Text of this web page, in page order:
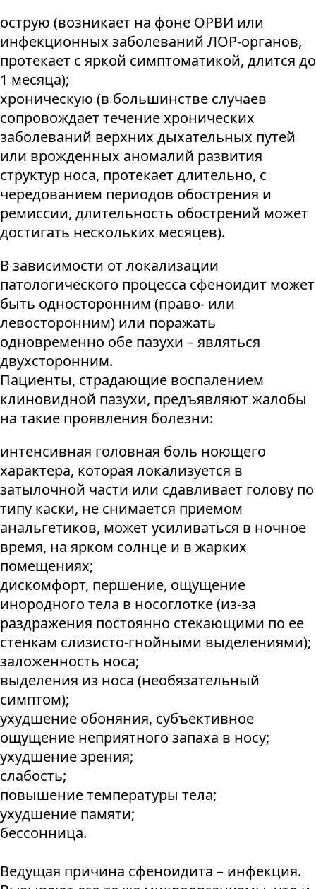
острую (возникает на фоне ОРВИ или
инфекционных заболеваний ЛОР-органов,
протекает с яркой симптоматикой, длится до
1 месяца);
хроническую (в большинстве случаев
сопровождает течение хронических
заболеваний верхних дыхательных путей
или врожденных аномалий развития
структур носа, протекает длительно, с
чередованием периодов обострения и
ремиссии, длительность обострений может
достигать нескольких месяцев).
В зависимости от локализации
патологического процесса сфеноидит может
быть односторонним (право- или
левосторонним) или поражать
одновременно обе пазухи – являться
двухсторонним.
Пациенты, страдающие воспалением
клиновидной пазухи, предъявляют жалобы
на такие проявления болезни:
интенсивная головная боль ноющего
характера, которая локализуется в
затылочной части или сдавливает голову по
типу каски, не снимается приемом
анальгетиков, может усиливаться в ночное
время, на ярком солнце и в жарких
помещениях;
дискомфорт, першение, ощущение
инородного тела в носоглотке (из-за
раздражения постоянно стекающими по ее
стенкам слизисто-гнойными выделениями);
заложенность носа;
выделения из носа (необязательный
симптом);
ухудшение обоняния, субъективное
ощущение неприятного запаха в носу;
ухудшение зрения;
слабость;
повышение температуры тела;
ухудшение памяти;
бессонница.
Ведущая причина сфеноидита – инфекция.